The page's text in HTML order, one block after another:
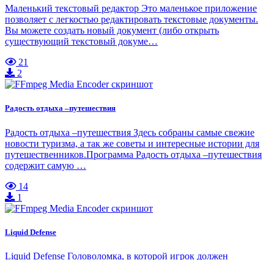
Маленький текстовый редактор Это маленькое приложение
позволяет с легкостью редактировать текстовые документы.
Вы можете создать новый документ (либо открыть
существующий текстовый докуме…
21
2
Радость отдыха –путешествия
Радость отдыха –путешествия Здесь собраны самые свежие
новости туризма, а так же советы и интересные истории для
путешественников.Программа Радость отдыха –путешествия
содержит самую …
14
1
Liquid Defense
Liquid Defense Головоломка, в которой игрок должен